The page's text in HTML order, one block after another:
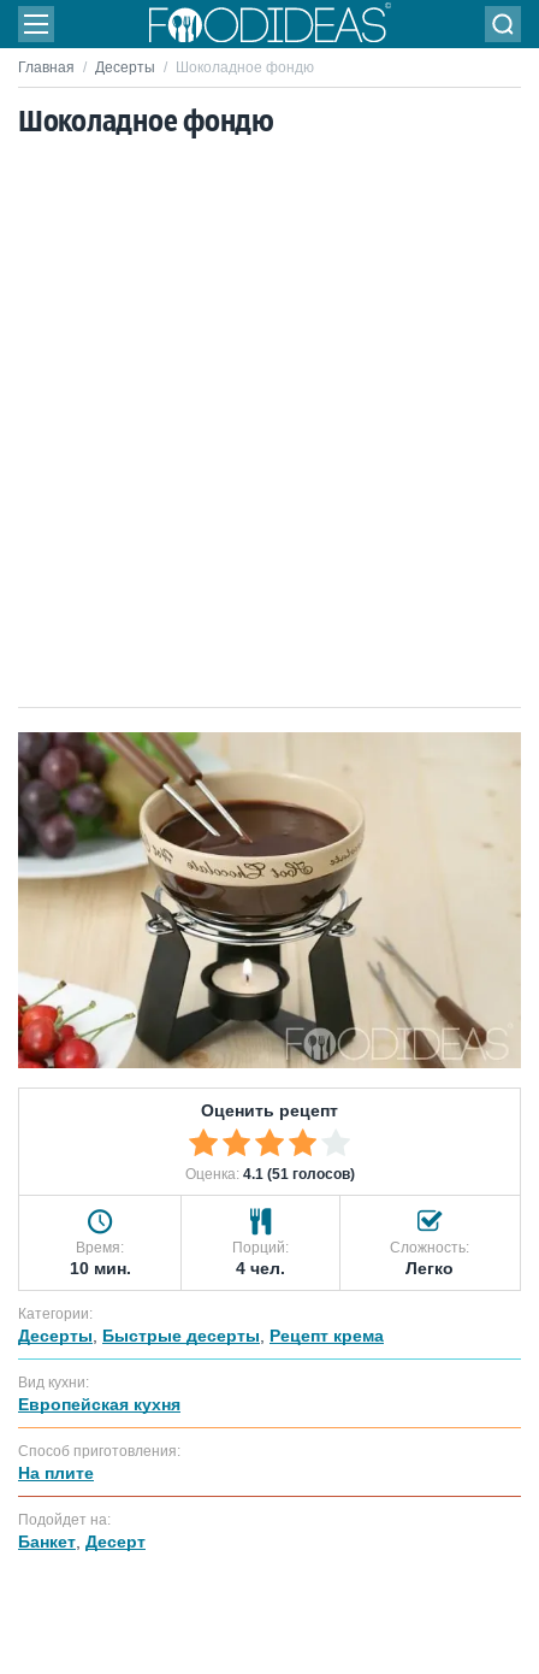
Главная / Десерты / Шоколадное фондю
Шоколадное фондю
Оценить рецепт
Оценка: 4.1 (51 голосов)
Время:
10 мин.
Порций:
4 чел.
Сложность:
Легко
Категории:
Десерты Быстрые десерты Рецепт крема
Вид кухни:
Европейская кухня
Способ приготовления:
На плите
Подойдет на:
Банкет Десерт